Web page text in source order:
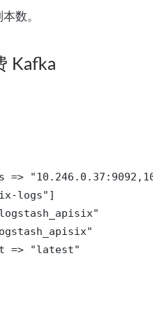
数。
Kafka
=>
logs"]
=> "latest"